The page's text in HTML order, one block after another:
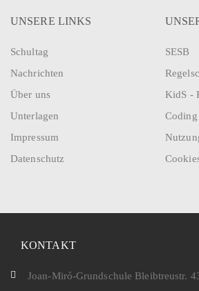
UNSERE LINKS
Schultag
Nachrichten
Über uns
Unterlagen
Impressum
Datenschutz
SESB
KidS -
Coding
KONTAKT
Joan-Miró-Grundschule Bleibtreustr.